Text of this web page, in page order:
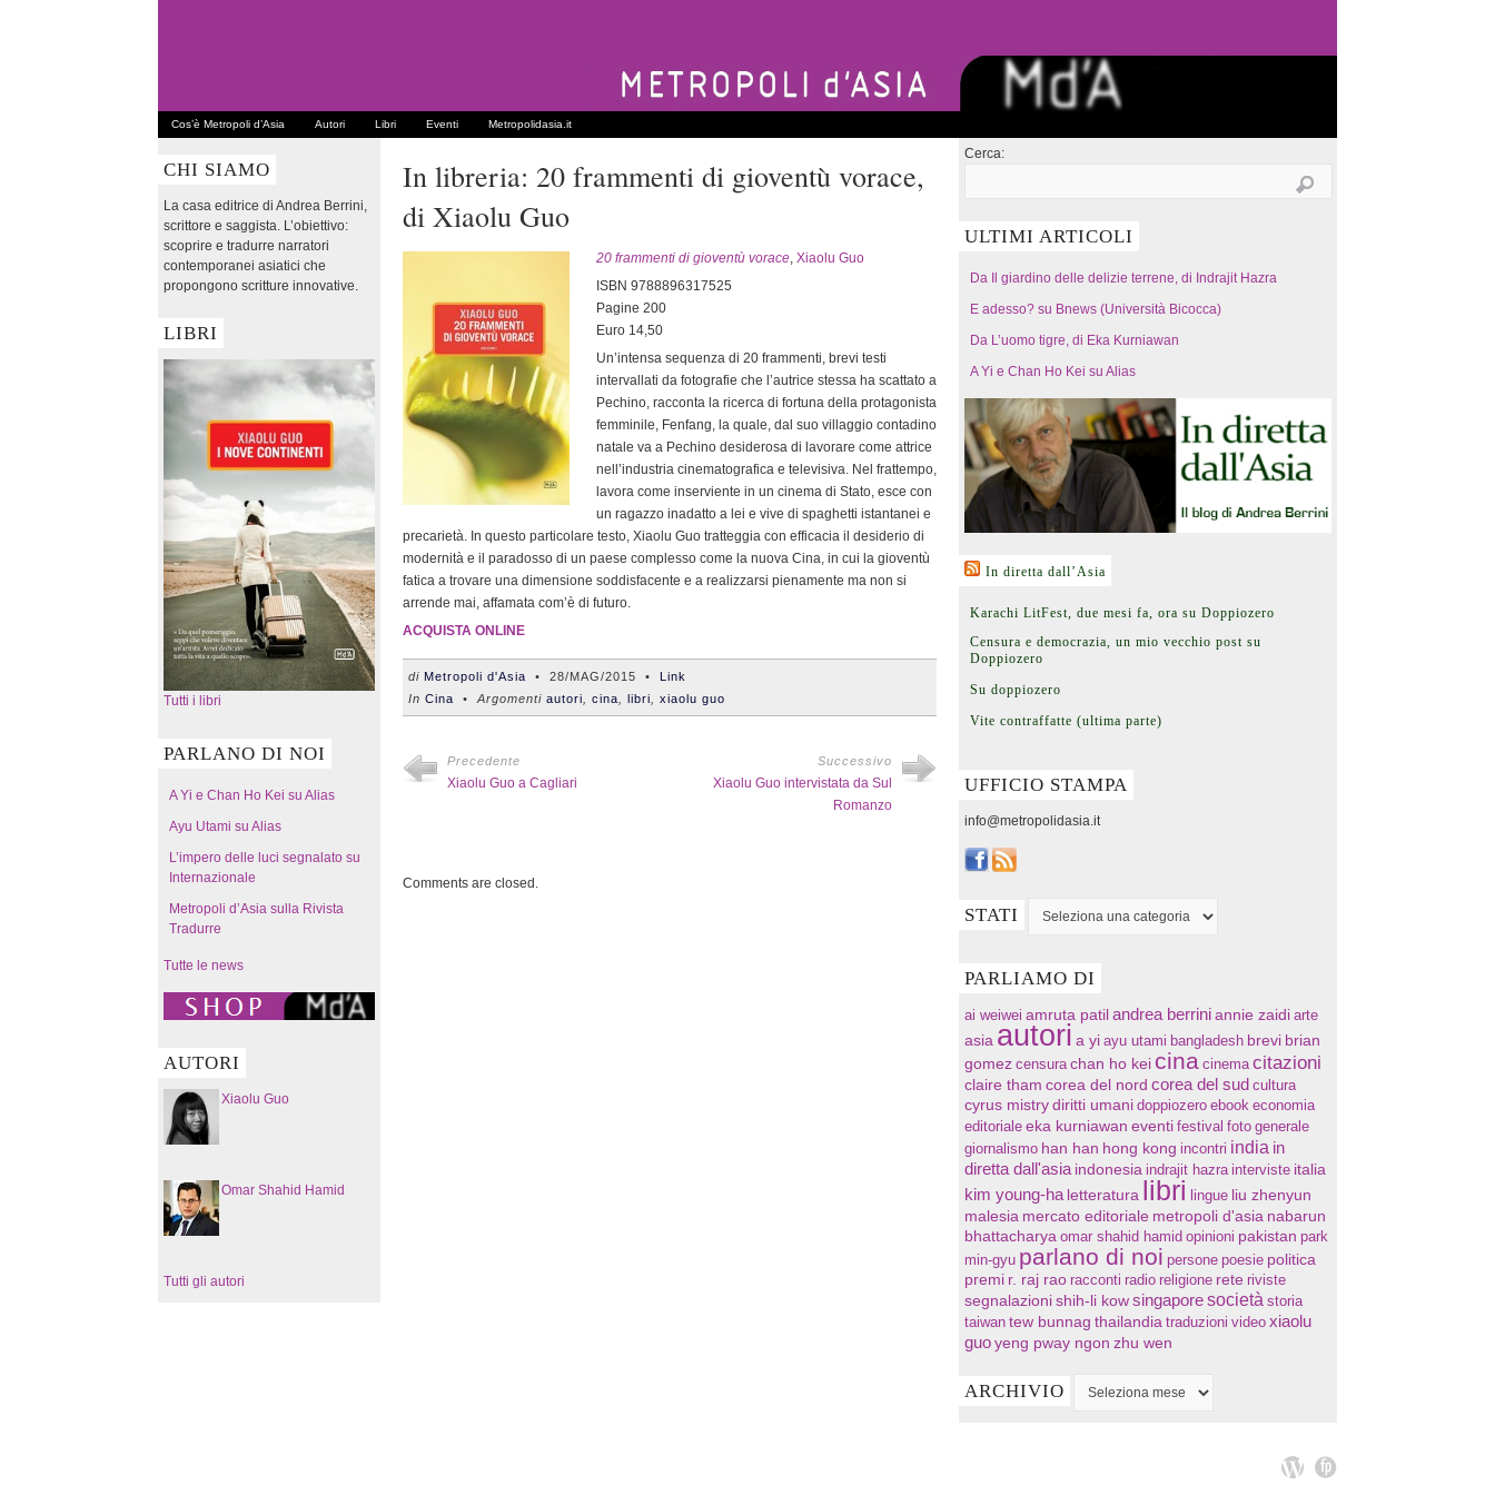
Cos’è Metropoli d’Asia Autori Libri Eventi Metropolidasia.it
CHI SIAMO
La casa editrice di Andrea Berrini,
scrittore e saggista. L’obiettivo:
scoprire e tradurre narratori
contemporanei asiatici che
propongono scritture innovative.
LIBRI
Tutti i libri
PARLANO DI NOI
A Yi e Chan Ho Kei su Alias
Ayu Utami su Alias
L’impero delle luci segnalato su
Internazionale
Metropoli d’Asia sulla Rivista
Tradurre
Tutte le news
AUTORI
Xiaolu Guo
Omar Shahid Hamid
Tutti gli autori
In libreria: 20 frammenti di gioventù vorace,
di Xiaolu Guo
20 frammenti di gioventù vorace, Xiaolu Guo
ISBN 9788896317525
Pagine 200
Euro 14,50
Un’intensa sequenza di 20 frammenti, brevi testi
intervallati da fotografie che l’autrice stessa ha scattato a
Pechino, racconta la ricerca di fortuna della protagonista
femminile, Fenfang, la quale, dal suo villaggio contadino
natale va a Pechino desiderosa di lavorare come attrice
nell’industria cinematografica e televisiva. Nel frattempo,
lavora come inserviente in un cinema di Stato, esce con
un ragazzo inadatto a lei e vive di spaghetti istantanei e
precarietà. In questo particolare testo, Xiaolu Guo tratteggia con efficacia il desiderio di
modernità e il paradosso di un paese complesso come la nuova Cina, in cui la gioventù
fatica a trovare una dimensione soddisfacente e a realizzarsi pienamente ma non si
arrende mai, affamata com’è di futuro.
ACQUISTA ONLINE
di Metropoli d'Asia • 28/MAG/2015 • Link
In Cina • Argomenti autori cina libri xiaolu guo
Precedente
Xiaolu Guo a Cagliari
Successivo
Xiaolu Guo intervistata da Sul
Romanzo
Comments are closed.
Cerca:
ULTIMI ARTICOLI
Da Il giardino delle delizie terrene, di Indrajit Hazra
E adesso? su Bnews (Università Bicocca)
Da L’uomo tigre, di Eka Kurniawan
A Yi e Chan Ho Kei su Alias
In diretta dall’Asia
Karachi LitFest, due mesi fa, ora su Doppiozero
Censura e democrazia, un mio vecchio post su
Doppiozero
Su doppiozero
Vite contraffatte (ultima parte)
UFFICIO STAMPA
info@metropolidasia.it
STATI
PARLIAMO DI
ai weiwei amruta patil andrea berriniannie zaidi arte
asia autori a yi ayu utami bangladesh brevi brian
gomez censura chan ho kei cina cinema citazioni
claire tham corea del nord corea del sud cultura
cyrus mistry diritti umani doppiozero ebook economia
editoriale eka kurniawan eventi festival foto generale
giornalismo han han hong kong incontri india in
diretta dall'asia indonesia indrajit hazra interviste italia
kim young-ha letteratura libri lingue liu zhenyun
malesia mercato editoriale metropoli d'asia nabarun
bhattacharya omar shahid hamid opinioni pakistan park
min-gyu parlano di noi persone poesie politica
premi r. raj rao racconti radio religione rete riviste
segnalazioni shih-li kow singaporesocietà storia
taiwan tew bunnag thailandia traduzioni video xiaolu
guoyeng pway ngon zhu wen
ARCHIVIO